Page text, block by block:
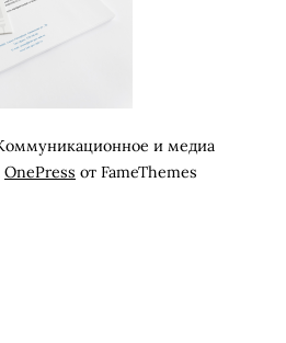
и медиа
OnePress от FameThemes